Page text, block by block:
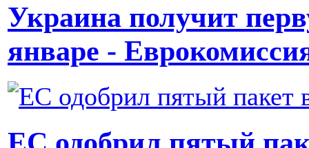
Украина получит
январе -